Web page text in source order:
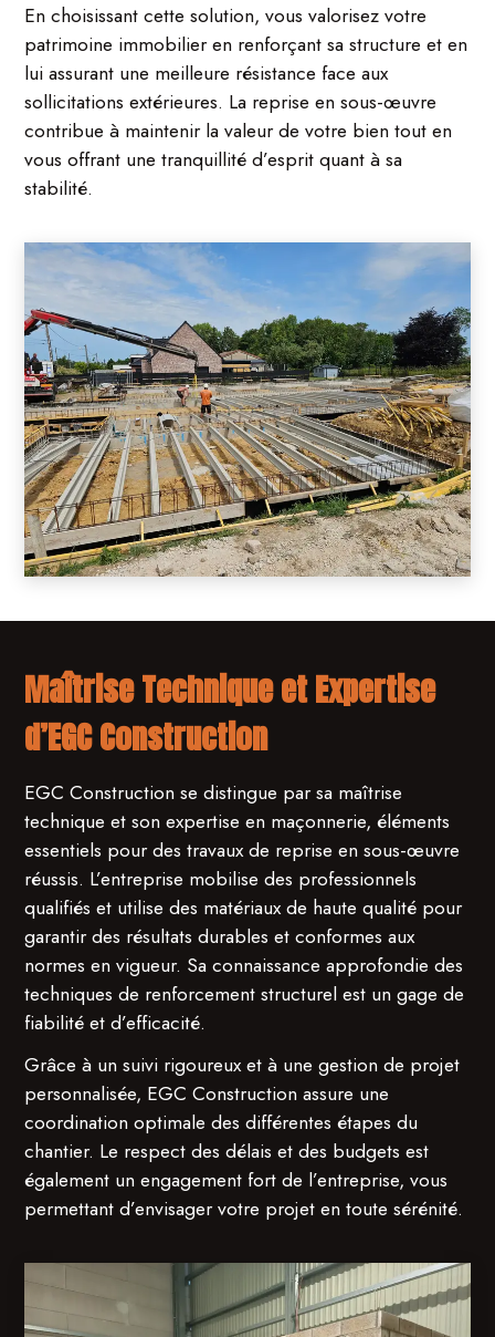
En choisissant cette solution, vous valorisez votre
patrimoine immobilier en renforçant sa structure et en
lui assurant une meilleure résistance face aux
sollicitations extérieures. La reprise en sous-œuvre
contribue à maintenir la valeur de votre bien tout en
vous offrant une tranquillité d’esprit quant à sa
stabilité.
Maîtrise Technique et Expertise
d’EGC Construction
EGC Construction se distingue par sa maîtrise
technique et son expertise en maçonnerie, éléments
essentiels pour des travaux de reprise en sous-œuvre
réussis. L’entreprise mobilise des professionnels
qualifiés et utilise des matériaux de haute qualité pour
garantir des résultats durables et conformes aux
normes en vigueur. Sa connaissance approfondie des
techniques de renforcement structurel est un gage de
fiabilité et d’efficacité.
Grâce à un suivi rigoureux et à une gestion de projet
personnalisée, EGC Construction assure une
coordination optimale des différentes étapes du
chantier. Le respect des délais et des budgets est
également un engagement fort de l’entreprise, vous
permettant d’envisager votre projet en toute sérénité.